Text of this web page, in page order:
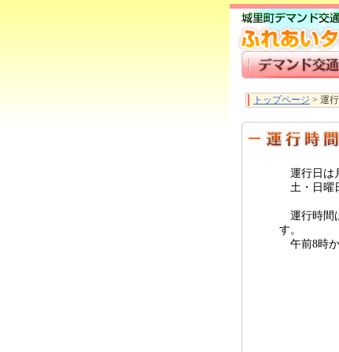
トップページ > 運
運行日は
土・日曜
運行時間
す。
午前8時か